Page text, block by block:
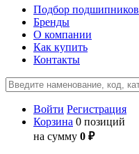
Подбор подшипников
Бренды
О компании
Как купить
Контакты
Войти Регистрация
Корзина 0 позиций
на сумму 0 ₽